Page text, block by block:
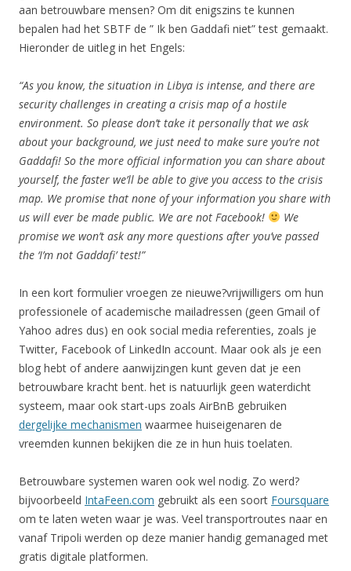
aan betrouwbare mensen? Om dit enigszins te kunnen
bepalen had het SBTF de ” Ik ben Gaddafi niet” test gemaakt.
Hieronder de uitleg in het Engels:
“As you know, the situation in Libya is intense, and there are
security challenges in creating a crisis map of a hostile
environment. So please don’t take it personally that we ask
about your background, we just need to make sure you’re not
Gaddafi! So the more official information you can share about
yourself, the faster we’ll be able to give you access to the crisis
map. We promise that none of your information you share with
us will ever be made public. We are not Facebook!
We
promise we won’t ask any more questions after you’ve passed
the ‘I’m not Gaddafi’ test!”
In een kort formulier vroegen ze nieuwe?vrijwilligers om hun
professionele of academische mailadressen (geen Gmail of
Yahoo adres dus) en ook social media referenties, zoals je
Twitter, Facebook of LinkedIn account. Maar ook als je een
blog hebt of andere aanwijzingen kunt geven dat je een
betrouwbare kracht bent. het is natuurlijk geen waterdicht
systeem, maar ook start-ups zoals AirBnB gebruiken
dergelijke mechanismen waarmee huiseigenaren de
vreemden kunnen bekijken die ze in hun huis toelaten.
Betrouwbare systemen waren ook wel nodig. Zo werd?
bijvoorbeeld IntaFeen.com gebruikt als een soort Foursquare
om te laten weten waar je was. Veel transportroutes naar en
vanaf Tripoli werden op deze manier handig gemanaged met
gratis digitale platformen.